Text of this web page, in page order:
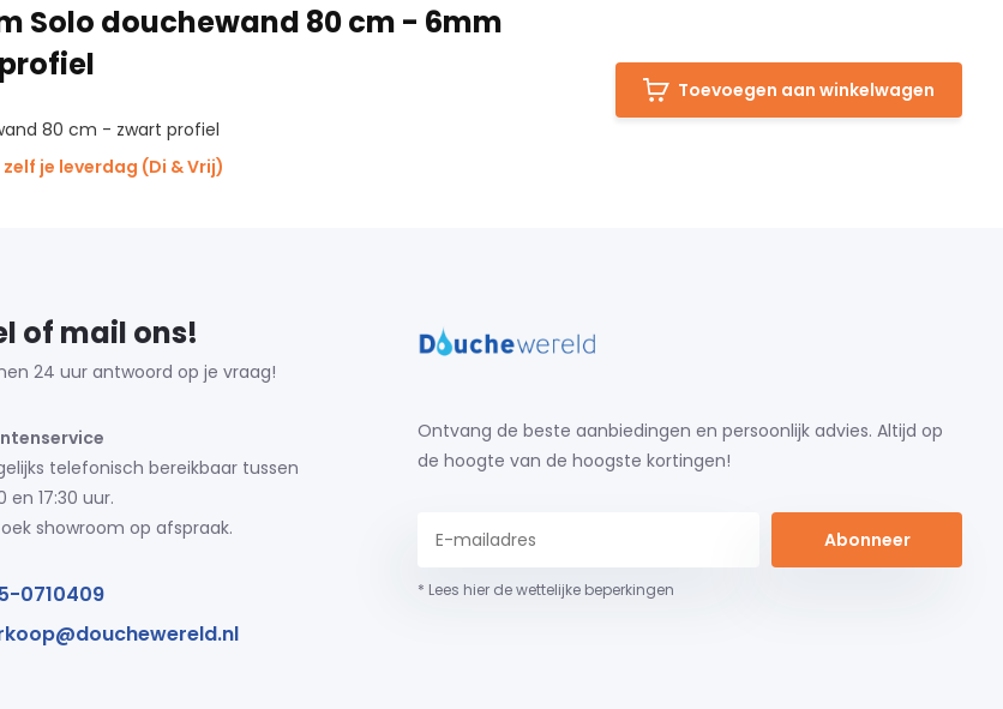
Solo douchewand 80 cm - 6mm
80 cm - zwart profiel
je leverdag (Di & Vrij)
Toevoegen aan winkelwagen
of mail ons!
24 uur antwoord op je vraag!
telefonisch bereikbaar tussen
en 17:30 uur.
showroom op afspraak.
0710409
Ontvang de beste aanbiedingen en persoonlijk advies. Altijd op
de hoogte van de hoogste kortingen!
Abonneer
* Lees hier de wettelijke beperkingen